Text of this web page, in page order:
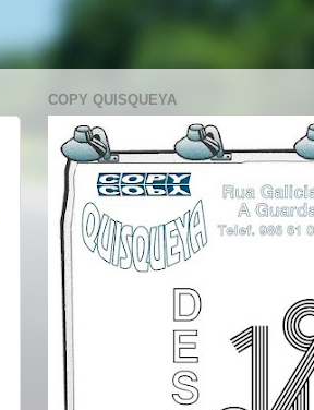
COPY QUISQUEYA